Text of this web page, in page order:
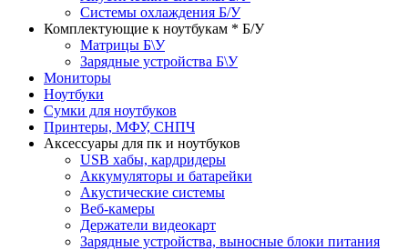
Системы охлаждения Б/У
Комплектующие к ноутбукам * Б/У
Матрицы Б\У
Зарядные устройства Б\У
Мониторы
Ноутбуки
Сумки для ноутбуков
Принтеры, МФУ, СНПЧ
Аксессуары для пк и ноутбуков
USB хабы, кардридеры
Аккумуляторы и батарейки
Акустические системы
Веб-камеры
Держатели видеокарт
Зарядные устройства, выносные блоки питания